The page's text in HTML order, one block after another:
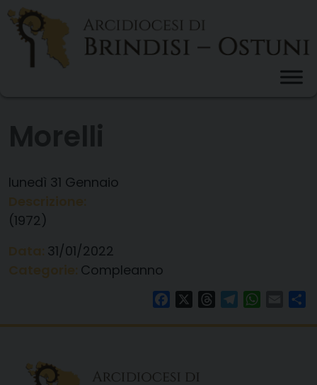
Skip
content
lunedì 31 Gennaio
(1972)
31/01/2022
Compleanno
FacebookThreadsTelegram Email